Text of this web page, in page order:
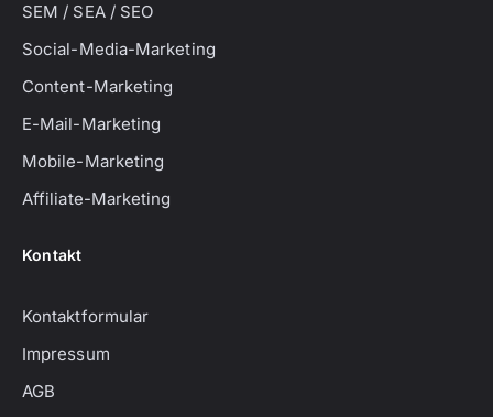
SEM / SEA / SEO
Social-Media-Marketing
Content-Marketing
E-Mail-Marketing
Mobile-Marketing
Affiliate-Marketing
Kontakt
Kontaktformular
Impressum
AGB